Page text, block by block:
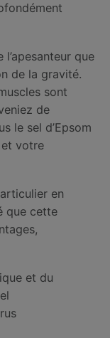
que
de la gravité.
sont
de
le sel d’Epsom
votre
en
que cette
et du